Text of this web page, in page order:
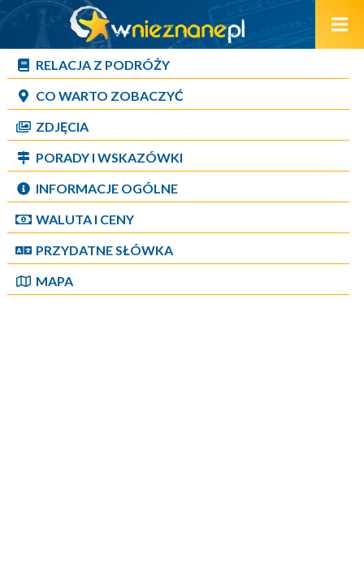
RELACJA Z PODRÓŻY
CO WARTO ZOBACZYĆ
ZDJĘCIA
PORADY I WSKAZÓWKI
INFORMACJE OGÓLNE
WALUTA I CENY
PRZYDATNE SŁÓWKA
MAPA